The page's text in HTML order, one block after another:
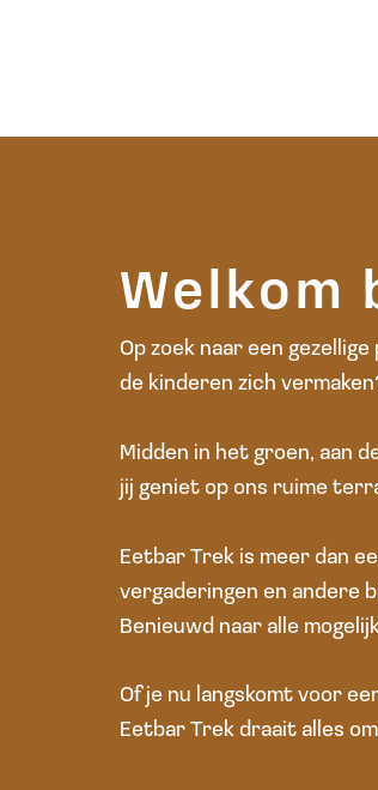
Welkom
Op zoek naar een
de kinderen zich
Midden in het groen, aan
jij geniet op ons ruime
Eetbar Trek is meer dan
vergaderingen en andere
Benieuwd naar alle
Of je nu langskomt voor
Eetbar Trek draait alles